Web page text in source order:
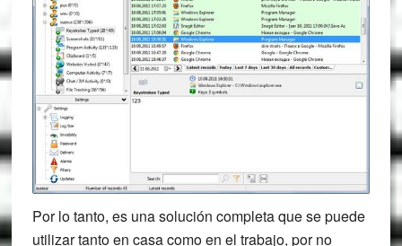
Por lo tanto, es una solución completa que se puede
utilizar tanto en casa como en el trabajo, por no